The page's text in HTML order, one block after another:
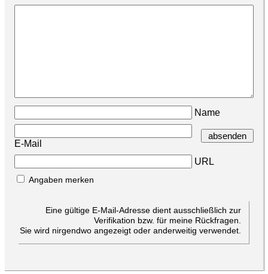
Name
E-Mail
URL
Angaben merken
Eine gültige E-Mail-Adresse dient ausschließlich zur
Verifikation bzw. für meine Rückfragen.
Sie wird nirgendwo angezeigt oder anderweitig verwendet.